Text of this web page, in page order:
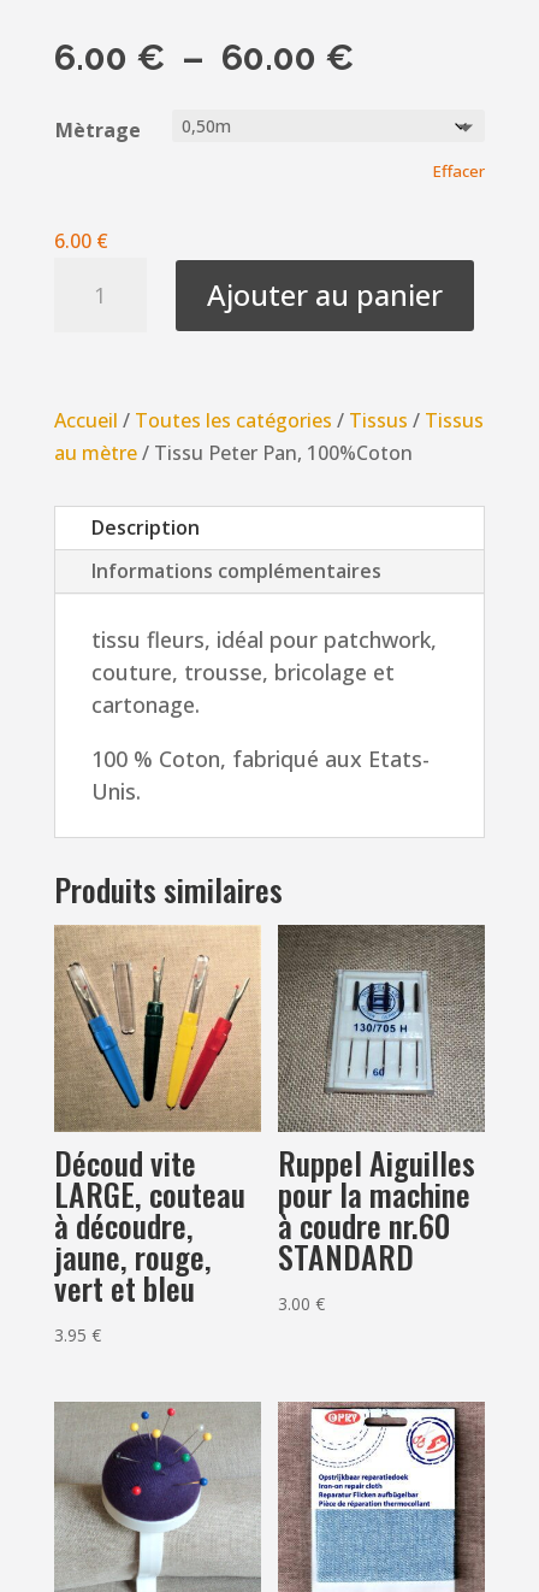
6.00 € – 60.00 €Plage
6.00 €
Mètrage
Effacer
6.00 €
100%Coton
Ajouter au panier
Accueil / Toutes les catégories / Tissus / Tissus
au mètre/ Tissu Peter Pan, 100%Coton
Description
Informations complémentaires
tissu fleurs, idéal pour patchwork,
couture, trousse, bricolage et
cartonage.
100 % Coton, fabriqué aux Etats-
Unis.
Produits similaires
Découd vite
LARGE, couteau
à découdre,
jaune, rouge,
vert et bleu
3.95 €
Ruppel Aiguilles
pour la machine
à coudre nr.60
STANDARD
3.00€